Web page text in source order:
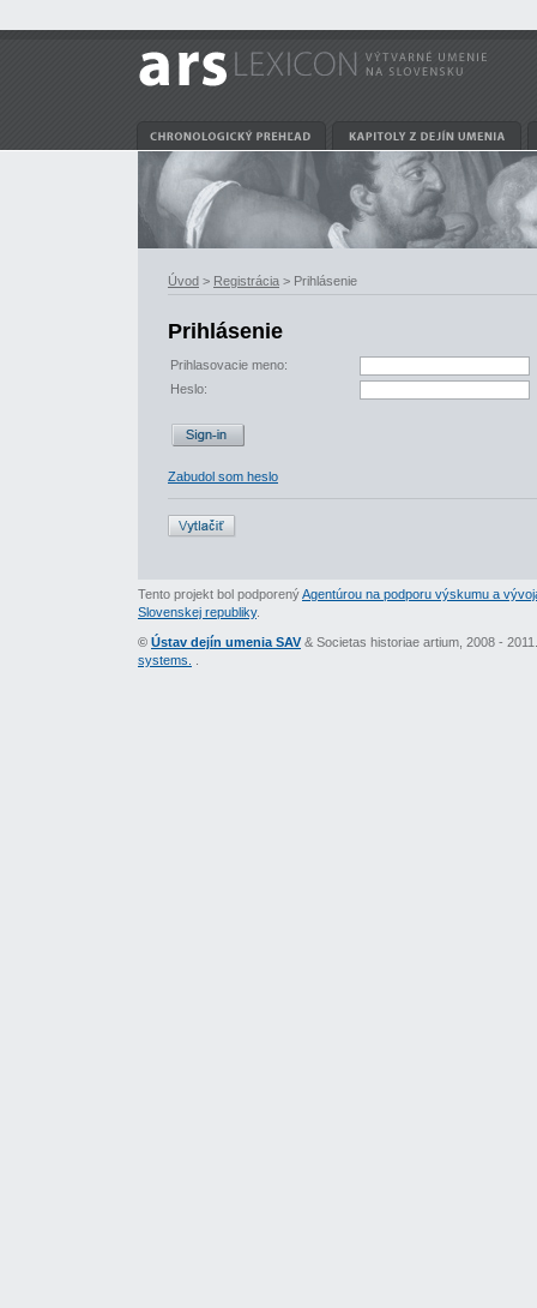
Úvod > Registrácia > Prihlásenie
Prihlásenie
Prihlasovacie meno:
Heslo:
Zabudol som heslo
Tento projekt bol podporenýAgentúrou na podporu výskumu a
Slovenskej republiky.
© Ústav dejín umenia SAV & Societas historiae artium, 2008 -
systems.